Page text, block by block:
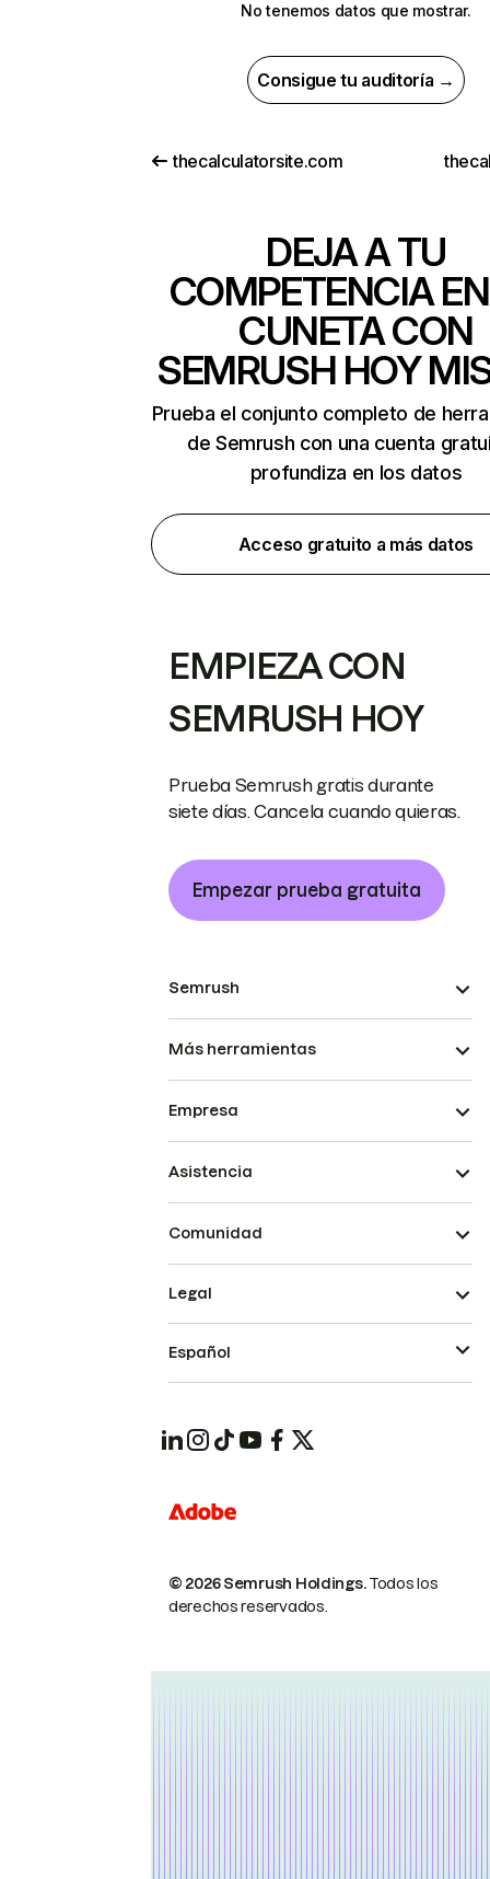
No tenemos datos que mostrar.
Consigue tu auditoría →
thecalculatorsite.com
DEJA A TU
COMPETENCIA
CUNETA CON
SEMRUSH HOY
Prueba el conjunto completo de
de Semrush con una cuenta
profundiza en los datos
Acceso gratuito a más datos
EMPIEZA CON
SEMRUSH HOY
Prueba Semrush gratis durante
siete días. Cancela cuando quieras.
Empezar prueba gratuita
Semrush
Más herramientas
Empresa
Asistencia
Comunidad
© 2026 Semrush Holdings.Todos los
derechos reservados.
Legal
Español